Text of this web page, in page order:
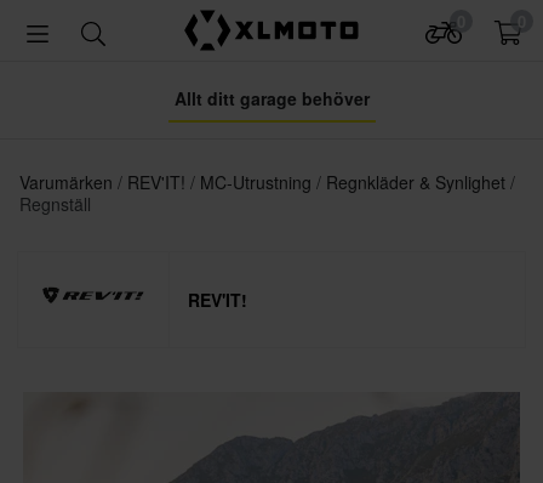
Allt ditt garage behöver
Varumärken REV'IT! MC-Utrustning
Regnkläder & Synlighet
Regnställ
REV'IT!